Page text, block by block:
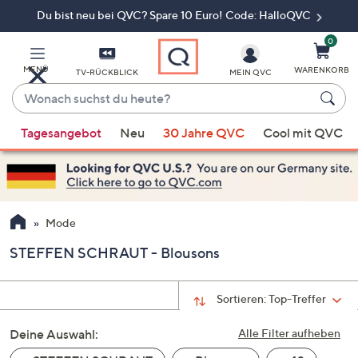
Du bist neu bei QVC? Spare 10 Euro! Code: HalloQVC
MENÜ TV-RÜCKBLICK
Wonach
suchst
du
heute?
Vorschläge
verfügbar
sind,
verwenden
Sie
Pfeiltasten
nach
und
nach
unten
MEIN QVC
0
WARENKORB
Tagesangebot Neu 30 Jahre QVC Cool mit QVC
Mode
STEFFEN SCHRAUT - Blousons
Sortieren:Top-Treffer
Alle Filter aufheben
Deine Auswahl: